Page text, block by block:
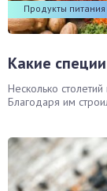
Продукты питания
Какие
Несколько
Благодаря им
система
система
суставы, мышцы